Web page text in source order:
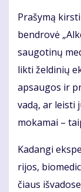
Pra­šy­mą
ben­dro­vė
sau­go­ti­nų
lik­ti žel­di­nių
ap­sau­gos ir
va­dą, ar leis­ti
mo­ka­mai –
Ka­dan­gi
ri­jos,
čiaus